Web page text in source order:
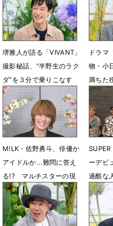
堺雅人が語る「VIVANT」
撮影秘話、“半野生のラク
ダ”を３分で乗りこなす
7月24日 14時10分
ドラマ
物・小
満ちた
かす
7月
M!LK・佐野勇斗、俳優か
アイドルか...難問に答え
る!? マルチスターの現
在地に迫る
7月10日 12時36分
SUPER
ーデビ
過酷な
ル脱落
7月5